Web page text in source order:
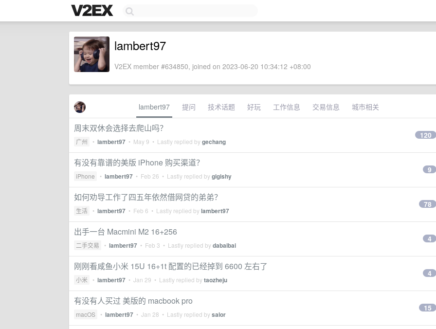
lambert97
V2EX member #634850, joined on 2023-06-20 10:34:12 +08:00
lambert97 提问 技术话题 好玩 工作信息 交易信息 城市相关
周末双休会选择去爬山吗？
广州 • lambert97 • May 9 • Lastly replied bygechang
120
有没有靠谱的美版 iPhone 购买渠道？
iPhone • lambert97 • Feb 26 • Lastly replied bygigishy
9
如何劝导工作了四五年依然借网贷的弟弟？
生活 • lambert97 • Feb 6 • Lastly replied bylambert97
78
出手一台 Macmini M2 16+256
二手交易 • lambert97 • Feb 3 • Lastly replied bydabaibai
4
刚刚看咸鱼小米 15U 16+1t 配置的已经掉到 6600 左右了
小米 • lambert97 • Jan 29 • Lastly replied bytaozheju
4
有没有人买过 美版的 macbook pro
macOS • lambert97 • Jan 28 • Lastly replied bysalor
15